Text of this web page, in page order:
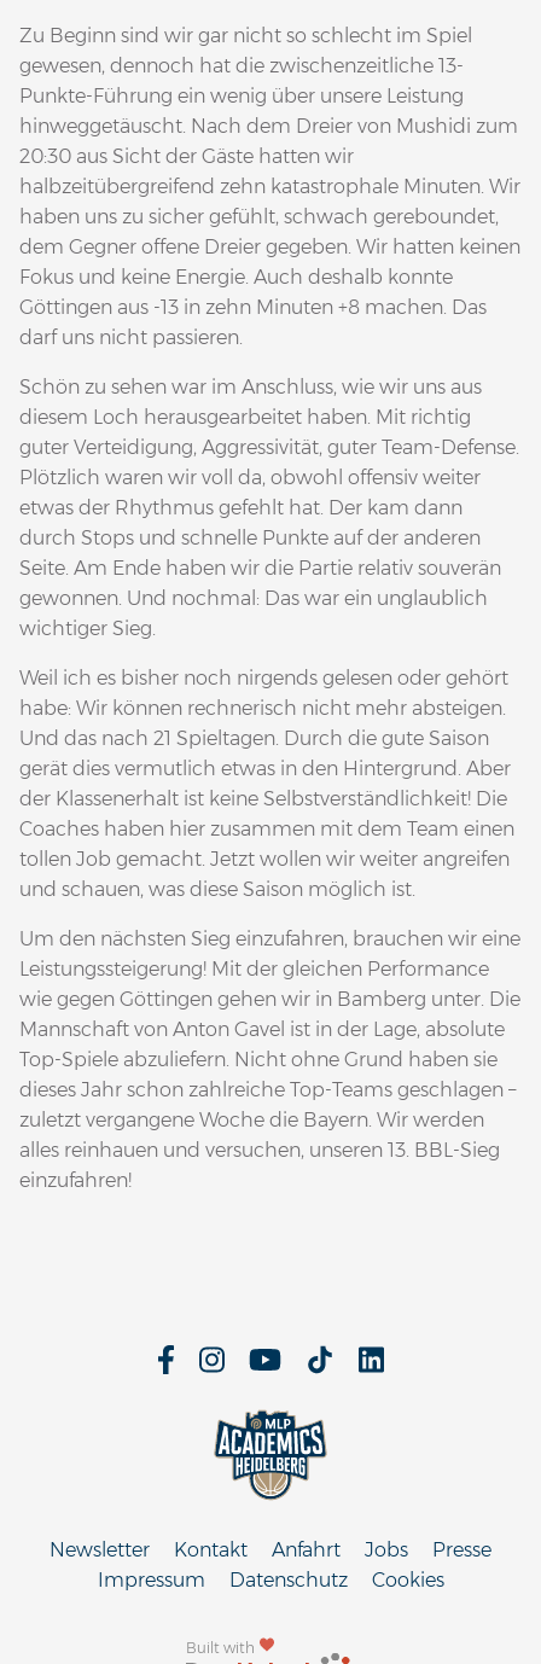
Zu Beginn sind wir gar nicht so schlecht im Spiel
gewesen, dennoch hat die zwischenzeitliche 13-
Punkte-Führung ein wenig über unsere Leistung
hinweggetäuscht. Nach dem Dreier von Mushidi zum
20:30 aus Sicht der Gäste hatten wir
halbzeitübergreifend zehn katastrophale Minuten. Wir
haben uns zu sicher gefühlt, schwach gereboundet,
dem Gegner offene Dreier gegeben. Wir hatten keinen
Fokus und keine Energie. Auch deshalb konnte
Göttingen aus -13 in zehn Minuten +8 machen. Das
darf uns nicht passieren.
Schön zu sehen war im Anschluss, wie wir uns aus
diesem Loch herausgearbeitet haben. Mit richtig
guter Verteidigung, Aggressivität, guter Team-Defense.
Plötzlich waren wir voll da, obwohl offensiv weiter
etwas der Rhythmus gefehlt hat. Der kam dann
durch Stops und schnelle Punkte auf der anderen
Seite. Am Ende haben wir die Partie relativ souverän
gewonnen. Und nochmal: Das war ein unglaublich
wichtiger Sieg.
Weil ich es bisher noch nirgends gelesen oder gehört
habe: Wir können rechnerisch nicht mehr absteigen.
Und das nach 21 Spieltagen. Durch die gute Saison
gerät dies vermutlich etwas in den Hintergrund. Aber
der Klassenerhalt ist keine Selbstverständlichkeit! Die
Coaches haben hier zusammen mit dem Team einen
tollen Job gemacht. Jetzt wollen wir weiter angreifen
und schauen, was diese Saison möglich ist.
Um den nächsten Sieg einzufahren, brauchen wir eine
Leistungssteigerung! Mit der gleichen Performance
wie gegen Göttingen gehen wir in Bamberg unter. Die
Mannschaft von Anton Gavel ist in der Lage, absolute
Top-Spiele abzuliefern. Nicht ohne Grund haben sie
dieses Jahr schon zahlreiche Top-Teams geschlagen –
zuletzt vergangene Woche die Bayern. Wir werden
alles reinhauen und versuchen, unseren 13. BBL-Sieg
einzufahren!
Built with
Newsletter Kontakt Anfahrt Jobs
Presse
Impressum
Datenschutz Cookies